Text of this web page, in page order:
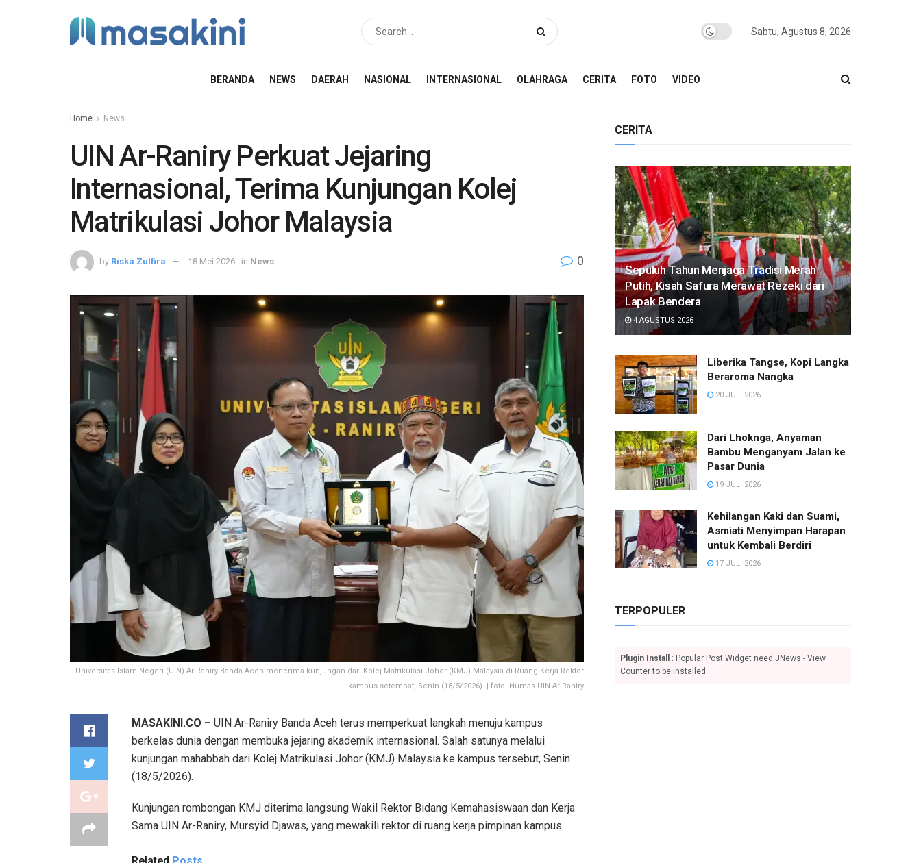
Sabtu, Agustus 8, 2026
BERANDA NEWS DAERAH NASIONAL INTERNASIONAL OLAHRAGA CERITA FOTO VIDEO
Home News
UIN Ar-Raniry Perkuat Jejaring
Internasional, Terima Kunjungan Kolej
Matrikulasi Johor Malaysia
by Riska Zulfira 18 Mei 2026 in News 0
Universitas Islam Negeri (UIN) Ar-Raniry Banda Aceh menerima kunjungan dari Kolej Matrikulasi Johor (KMJ) Malaysia di Ruang Kerja Rektor
kampus setempat, Senin (18/5/2026). | foto: Humas UIN Ar-Raniry
MASAKINI.CO – UIN Ar-Raniry Banda Aceh terus memperkuat langkah menuju kampus
berkelas dunia dengan membuka jejaring akademik internasional. Salah satunya melalui
kunjungan mahabbah dari Kolej Matrikulasi Johor (KMJ) Malaysia ke kampus tersebut, Senin
(18/5/2026).
Kunjungan rombongan KMJ diterima langsung Wakil Rektor Bidang Kemahasiswaan dan Kerja
Sama UIN Ar-Raniry, Mursyid Djawas, yang mewakili rektor di ruang kerja pimpinan kampus.
CERITA
Sepuluh Tahun Menjaga Tradisi Merah
Putih, Kisah Safura Merawat Rezeki dari
Lapak Bendera
4 AGUSTUS 2026
Liberika Tangse, Kopi Langka
Beraroma Nangka
20 JULI 2026
Dari Lhoknga, Anyaman
Bambu Menganyam Jalan ke
Pasar Dunia
19 JULI 2026
Kehilangan Kaki dan Suami,
Asmiati Menyimpan Harapan
untuk Kembali Berdiri
17 JULI 2026
TERPOPULER
Plugin Install
: Popular Post Widget need JNews - View
Counter to be installed